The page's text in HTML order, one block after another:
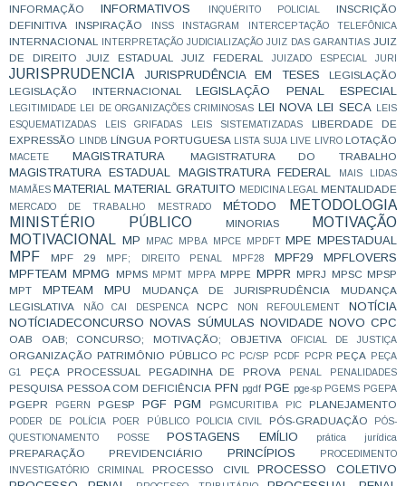
INFORMAÇÃO
INFORMATIVOS INQUÉRITO POLICIAL
INSCRIÇÃO
DEFINITIVA
INSPIRAÇÃO INSS INSTAGRAM INTERCEPTAÇÃO TELEFÔNICA
INTERNACIONAL INTERPRETAÇÃO JUDICIALIZAÇÃO JUIZ DAS GARANTIAS JUIZ
DE DIREITO
JUIZ ESTADUAL JUIZ FEDERAL JUIZADO ESPECIAL JURI
JURISPRUDENCIA JURISPRUDÊNCIA EM TESES
LEGISLAÇÃO
LEGISLAÇÃO INTERNACIONAL
LEGISLAÇÃO PENAL ESPECIAL
LEGITIMIDADE LEI DE ORGANIZAÇÕES CRIMINOSAS LEI NOVA LEI SECA
LEIS
ESQUEMATIZADAS
LEIS GRIFADAS LEIS SISTEMATIZADAS
LIBERDADE DE
EXPRESSÃO
LINDB LÍNGUA PORTUGUESA LISTA SUJA LIVE LIVRO LOTAÇÃO
MACETE MAGISTRATURA MAGISTRATURA DO TRABALHO
MAGISTRATURA ESTADUAL MAGISTRATURA FEDERAL
MAIS LIDAS
MAMÃES MATERIAL MATERIAL GRATUITO MEDICINA LEGAL MENTALIDADE
MERCADO DE TRABALHO MESTRADO MÉTODO
METODOLOGIA
MINISTÉRIO PÚBLICO
MINORIAS
MOTIVAÇÃO
MOTIVACIONAL
MP MPAC MPBA MPCE MPDFT MPE MPESTADUAL
MPF MPF 29 MPF; DIREITO PENAL MPF28 MPF29
MPFLOVERS
MPFTEAM MPMG MPMS MPMT MPPA MPPE MPPR MPRJ MPSC MPSP
MPT
MPTEAM MPU MUDANÇA DE JURISPRUDÊNCIA
MUDANÇA
LEGISLATIVA
NÃO CAI DESPENCA NCPC NON REFOULEMENT
NOTÍCIA
NOTÍCIADECONCURSO NOVAS SÚMULAS NOVIDADE NOVO CPC
OAB OAB; CONCURSO; MOTIVAÇÃO; OBJETIVA OFICIAL DE JUSTIÇA
ORGANIZAÇÃO PATRIMÔNIO PÚBLICO PC PC/SP PCDF PCPR PEÇA
PEÇA
G1
PEÇA PROCESSUAL PEGADINHA DE PROVA PENAL PENALIDADES
PESQUISA PESSOA COM DEFICIÊNCIA PFN pgdf PGE pge-sp PGEMS PGEPA
PGEPR PGERN PGESP PGF PGM PGMCURITIBA PIC PLANEJAMENTO
PODER DE POLÍCIA POER PÚBLICO POLICIA CIVIL PÓS-GRADUAÇÃO
PÓS-
QUESTIONAMENTO
POSSE POSTAGENS EMÍLIO prática jurídica
PREPARAÇÃO PREVIDENCIÁRIO PRINCÍPIOS
PROCEDIMENTO
INVESTIGATÓRIO CRIMINAL
PROCESSO CIVIL
PROCESSO COLETIVO